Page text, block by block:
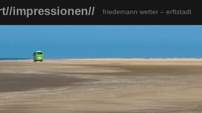
impressionen// friedemann wetter – erftstadt